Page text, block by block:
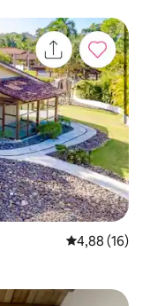
Просечна
4,88 (16)